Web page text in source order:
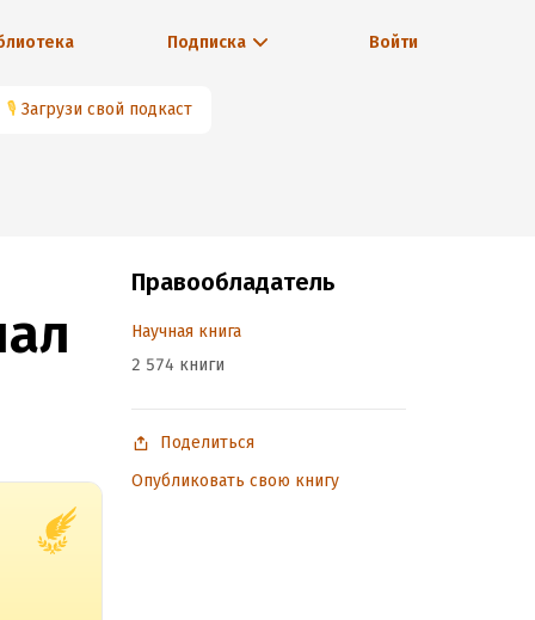
Подписка Войти
🎙 Загрузи свой подкаст
Правообладатель
Научная книга
2 574 книги
Поделиться
Опубликовать свою книгу